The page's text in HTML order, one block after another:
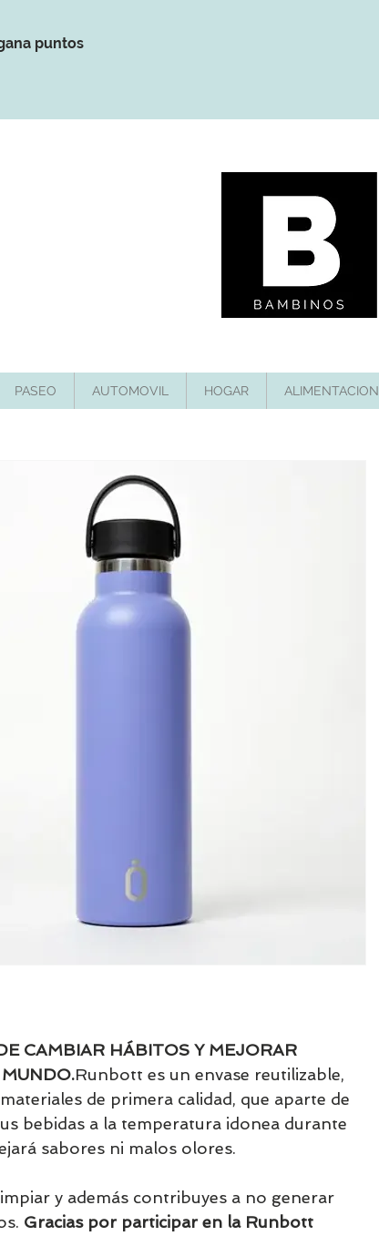
puntos
PASEO AUTOMOVIL HOGAR ALIMENTACION
CAMBIAR HÁBITOS Y MEJORAR
Runbott es un envase reutilizable,
de primera calidad, que aparte de
bebidas a la temperatura idonea durante
sabores ni malos olores.
y además contribuyes a no generar
Gracias por participar en la Runbott